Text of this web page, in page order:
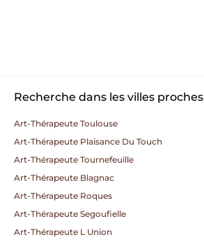
Recherche dans les villes proches
Art-Thérapeute Toulouse
Art-Thérapeute Plaisance Du Touch
Art-Thérapeute Tournefeuille
Art-Thérapeute Blagnac
Art-Thérapeute Roques
Art-Thérapeute Segoufielle
Art-Thérapeute L Union